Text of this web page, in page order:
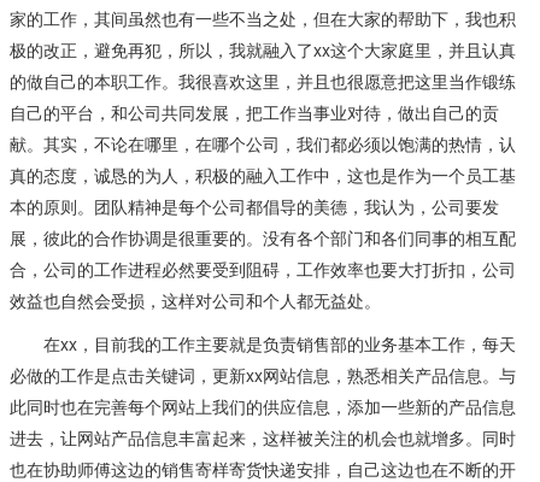
家的工作，其间虽然也有一些不当之处，但在大家的帮助下，我也积
极的改正，避免再犯，所以，我就融入了xx这个大家庭里，并且认真
的做自己的本职工作。我很喜欢这里，并且也很愿意把这里当作锻练
自己的平台，和公司共同发展，把工作当事业对待，做出自己的贡
献。其实，不论在哪里，在哪个公司，我们都必须以饱满的热情，认
真的态度，诚恳的为人，积极的融入工作中，这也是作为一个员工基
本的原则。团队精神是每个公司都倡导的美德，我认为，公司要发
展，彼此的合作协调是很重要的。没有各个部门和各们同事的相互配
合，公司的工作进程必然要受到阻碍，工作效率也要大打折扣，公司
效益也自然会受损，这样对公司和个人都无益处。
在xx，目前我的工作主要就是负责销售部的业务基本工作，每天
必做的工作是点击关键词，更新xx网站信息，熟悉相关产品信息。与
此同时也在完善每个网站上我们的供应信息，添加一些新的产品信息
进去，让网站产品信息丰富起来，这样被关注的机会也就增多。同时
也在协助师傅这边的销售寄样寄货快递安排，自己这边也在不断的开